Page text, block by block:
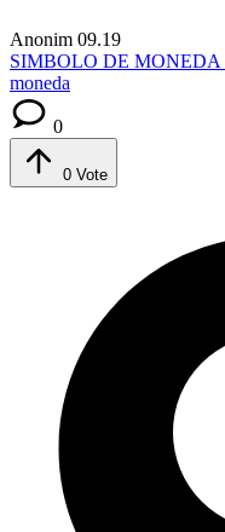
Anonim 09.19
SIMBOLO DE MONEDA
moneda
0
0 Vote